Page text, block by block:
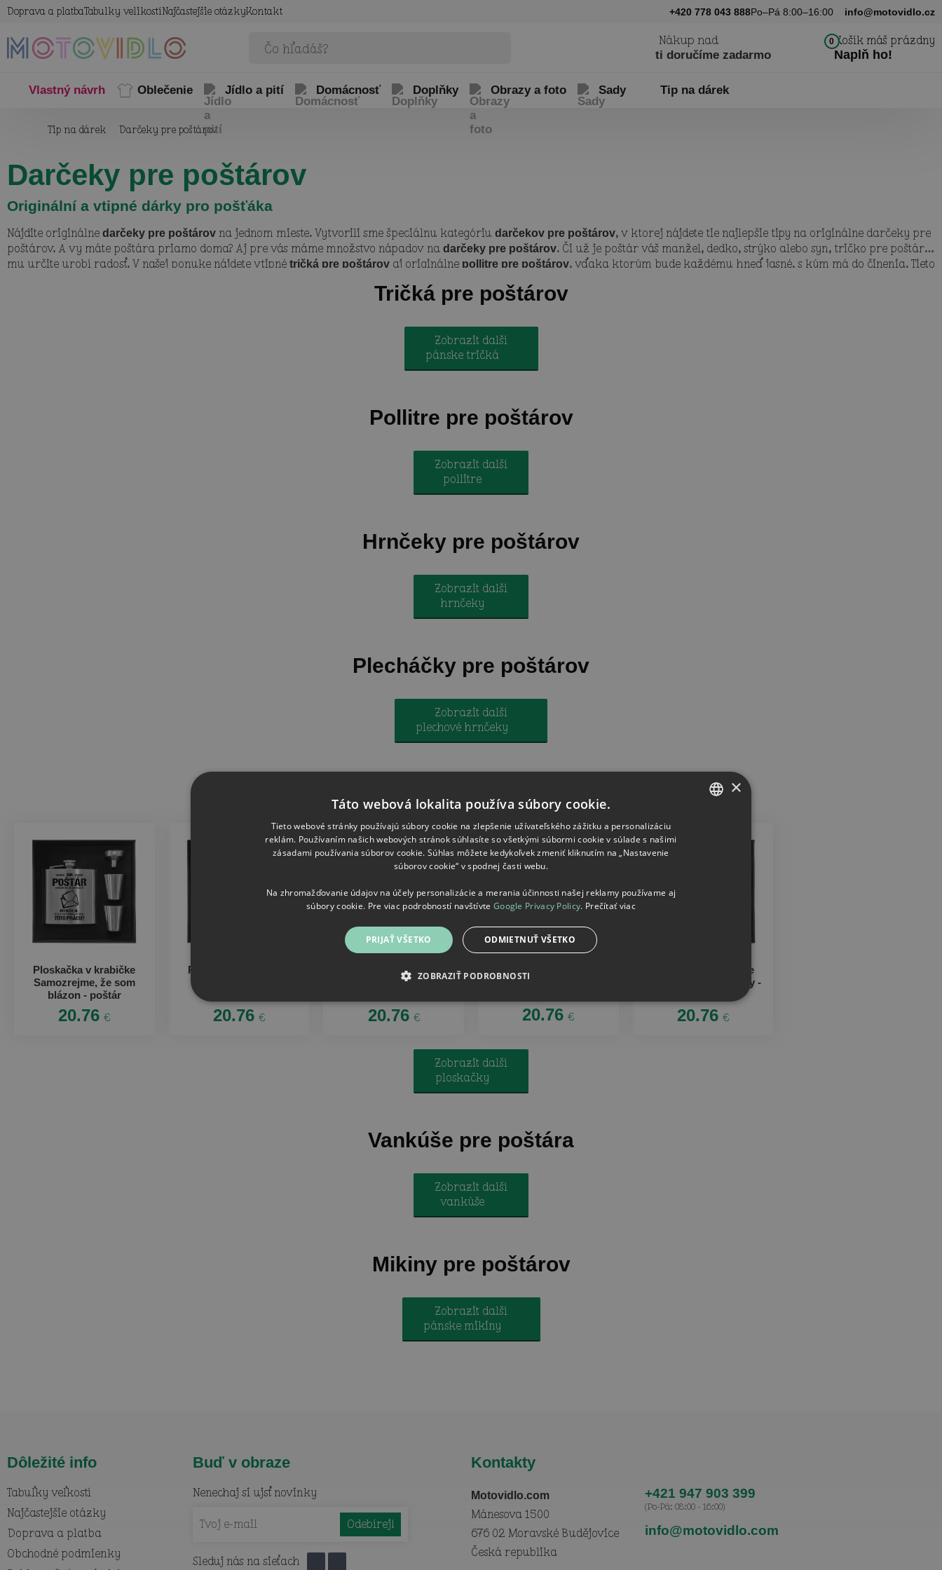
Doprava a platbaTabulky velikostíNajčastejšie otázkyKontakt +420 778 043 888Po–Pá 8:00–16:00 info@motovidlo.cz
Nákup nad
ti doručíme zadarmo
0Košík máš prázdny
Naplň ho!
Vlastný návrh Oblečenie Jídlo a pití Domácnosť Doplňky Obrazy a foto Sady Tip na dárek
Tip na dárek Darčeky pre poštárov
Darčeky pre poštárov
Originální a vtipné dárky pro pošťáka
Nájdite originálne darčeky pre poštárov na jednom mieste. Vytvorili sme špeciálnu kategóriu darčekov pre poštárov, v ktorej nájdete tie najlepšie tipy na originálne darčeky pre
poštárov. A vy máte poštára priamo doma? Aj pre vás máme množstvo nápadov na darčeky pre poštárov. Či už je poštár váš manžel, dedko, strýko alebo syn, tričko pre poštára
mu určite urobí radosť. V našej ponuke nájdete vtipné tričká pre poštárov aj originálne pollitre pre poštárov, vďaka ktorým bude každému hneď jasné, s kým má do činenia. Tieto
rozosmejú, a ak chcete, môžete ich začať navrhovať sami v našom online editore.Tričká pre poštárov
Zobrazit další
pánske tričká
Pollitre pre poštárov
Zobrazit další
pollitre
Hrnčeky pre poštárov
Zobrazit další
hrnčeky
Plecháčky pre poštárov
Zobrazit další
plechové hrnčeky
Ploskačka v krabičke
Samozrejme, že som
blázon - poštár
20.76 €
Ploskačka v krabičke
20.76 €
Ploskačka v krabičke
Neznášam byť sexy, ale
20.76 €
Meno na želanie
Najlepší v okolí - poštár
20.76 €
Ploskačka v krabičke
Musím riešiť problémy -
20.76 €
Zobrazit další
ploskačky
Vankúše pre poštára
Zobrazit další
vankúše
Mikiny pre poštárov
Zobrazit další
pánske mikiny
Dôležité info
Tabuľky veľkostí
Najčastejšie otázky
Doprava a platba
Obchodné podmienky
Buď v obraze
Nenechaj si ujsť novinky
Sleduj nás na sieťach
Kontakty
Motovidlo.com
Mánesova 1500
676 02 Moravské Budějovice
Česká republika
+421 947 903 399
(Po-Pá: 08:00 - 16:00)
info@motovidlo.com
×
Táto webová lokalita používa súbory cookie.
Tieto webové stránky používajú súbory cookie na zlepšenie užívateľského zážitku a personalizáciu
reklám. Používaním našich webových stránok súhlasíte so všetkými súbormi cookie v súlade s našimi
zásadami používania súborov cookie. Súhlas môžete kedykoľvek zmeniť kliknutím na „Nastavenie
súborov cookie“ v spodnej časti webu.
Na zhromažďovanie údajov na účely personalizácie a merania účinnosti našej reklamy používame aj
súbory cookie. Pre viac podrobností navštívte Google Privacy Policy. Prečítať viac
PRIJAŤ VŠETKO ODMIETNUŤ VŠETKO
ZOBRAZIŤ PODROBNOSTI